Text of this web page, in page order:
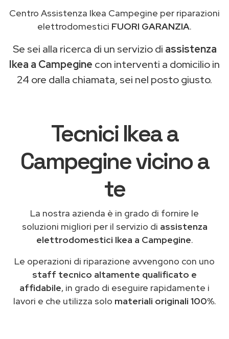
Centro Assistenza Ikea Campegine per riparazioni
elettrodomestici FUORI GARANZIA.
Se sei alla ricerca di un servizio di assistenza
Ikea a Campegine con interventi a domicilio in
24 ore dalla chiamata, sei nel posto giusto.
Tecnici Ikea a
Campegine vicino a
te
La nostra azienda è in grado di fornire le
soluzioni migliori per il servizio di assistenza
elettrodomestici Ikea a Campegine.
Le operazioni di riparazione avvengono con uno
staff tecnico altamente qualificato e
affidabile, in grado di eseguire rapidamente i
lavori e che utilizza solo materiali originali 100%.